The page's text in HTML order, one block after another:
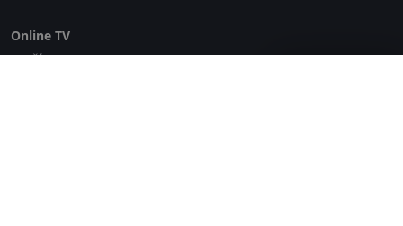
Online TV
Lepší.TV